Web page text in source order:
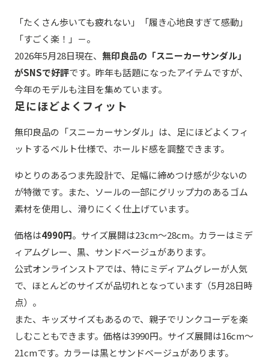
「たくさん歩いても疲れない」「履き心地良すぎて感動」
「すごく楽！」－。
2026年5月28日現在、 無印良品の「スニーカーサンダル」
がSNSで好評です。昨年も話題になったアイテムですが、
今年のモデルも注目を集めています。
足にほどよくフィット
無印良品の「スニーカーサンダル」は、足にほどよくフィ
ットするベルト仕様で、ホールド感を調整できます。
ゆとりのあるつま先設計で、足幅に締めつけ感が少ないの
が特徴です。また、ソールの一部にグリップ力のあるゴム
素材を使用し、滑りにくく仕上げています。
価格は4990円。サイズ展開は23cm～28cm。カラーはミデ
ィアムグレー、黒、サンドベージュがあります。
公式オンラインストアでは、特にミディアムグレーが人気
で、ほとんどのサイズが品切れとなっています（5月28日時
点）。
また、キッズサイズもあるので、親子でリンクコーデを楽
しむこともできます。価格は3990円。サイズ展開は16cm～
21cmです。カラーは黒とサンドベージュがあります。